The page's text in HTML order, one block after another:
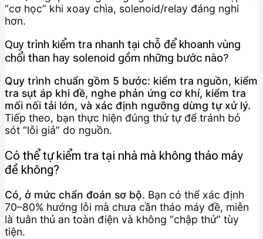
“cơ học” khi xoay chìa, solenoid/relay đáng nghi
hơn.
Quy trình kiểm tra nhanh tại chỗ để khoanh vùng
chổi than hay solenoid gồm những bước nào?
Quy trình chuẩn gồm 5 bước: kiểm tra nguồn, kiểm
tra sụt áp khi đề, nghe phản ứng cơ khí, kiểm tra
mối nối tải lớn, và xác định ngưỡng dừng tự xử lý.
Tiếp theo, bạn thực hiện đúng thứ tự để tránh bỏ
sót “lỗi giả” do nguồn.
Có thể tự kiểm tra tại nhà mà không tháo máy
đề không?
Có, ở mức chẩn đoán sơ bộ. Bạn có thể xác định
70–80% hướng lỗi mà chưa cần tháo máy đề, miễn
là tuân thủ an toàn điện và không “chập thử” tùy
tiện.